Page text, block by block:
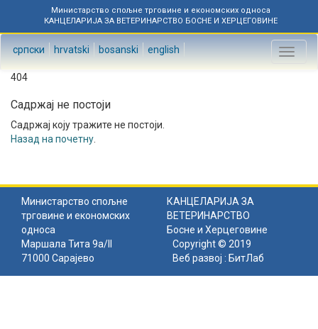
Министарство спољне трговине и економских односа
КАНЦЕЛАРИЈА ЗА ВЕТЕРИНАРСТВО БОСНЕ И ХЕРЦЕГОВИНЕ
српски hrvatski bosanski english
Toggle
404
Садржај не постоји
Садржај коју тражите не постоји.
Назад на почетну
Министарство спољне
трговине и економских
односа
КАНЦЕЛАРИЈА ЗА
ВЕТЕРИНАРСТВО
Босне и Херцеговине
Маршала Тита 9а/II
71000 Сарајево
Copyright © 2019
Веб развој : БитЛаб